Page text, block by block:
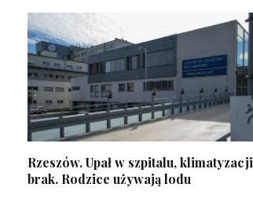
Rzeszów. Upał w szpitalu, klimatyzacji
brak. Rodzice używają lodu